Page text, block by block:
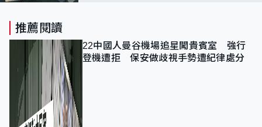
推薦閱讀
22中國人曼谷機場追星闖貴賓室 強行
登機遭拒 保安做歧視手勢遭紀律處分